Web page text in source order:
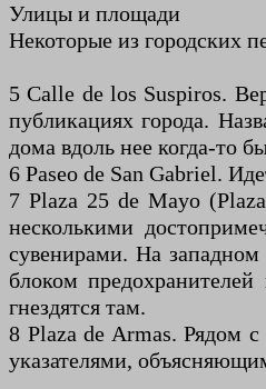
Улицы и площади
Некоторые из городских
5 Calle de los Suspiros.
публикациях города.
дома вдоль нее когда-то
6 Paseo de San Gabriel.
7 Plaza 25 de Mayo
несколькими
сувенирами. На
блоком
гнездятся там.
8 Plaza de Armas. Рядом
указателями,